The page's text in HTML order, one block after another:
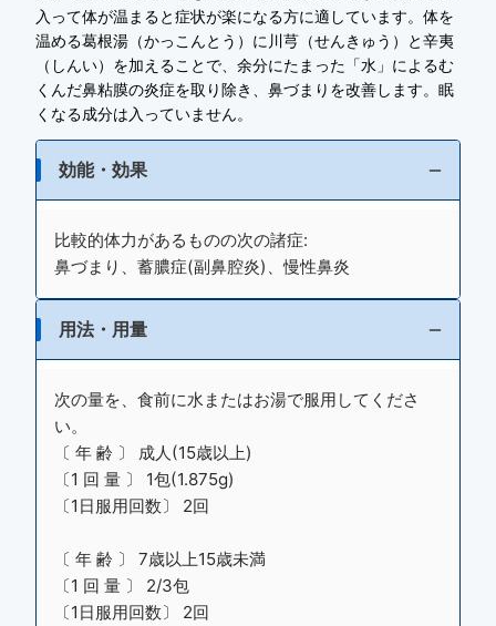
入って体が温まると症状が楽になる方に適しています。体を
温める葛根湯（かっこんとう）に川芎（せんきゅう）と辛夷
（しんい）を加えることで、余分にたまった「水」によるむ
くんだ鼻粘膜の炎症を取り除き、鼻づまりを改善します。眠
くなる成分は入っていません。
効能・効果
比較的体力があるものの次の諸症:
鼻づまり、蓄膿症(副鼻腔炎)、慢性鼻炎
用法・用量
次の量を、食前に水またはお湯で服用してくださ
い。
〔 年 齢 〕 成人(15歳以上)
〔1 回 量 〕 1包(1.875g)
〔1日服用回数〕 2回
〔 年 齢 〕 7歳以上15歳未満
〔1 回 量 〕 2/3包
〔1日服用回数〕 2回